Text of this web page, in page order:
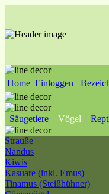
Home Einloggen
Säugetiere Vögel
Strauße
Nandus
Kiwis
Kasuare (inkl. Emus)
Tinamus (Steißhühner)